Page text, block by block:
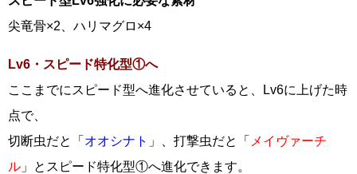
尖竜骨×2、ハリマグロ×4
Lv6・スピード特化型①へ
ここまでにスピード型へ進化させていると、Lv6に上げた時
点で、
切断虫だと「 オオシナト 」、打撃虫だと「 メイヴァーチ
ル 」とスピード特化型①へ進化できます。